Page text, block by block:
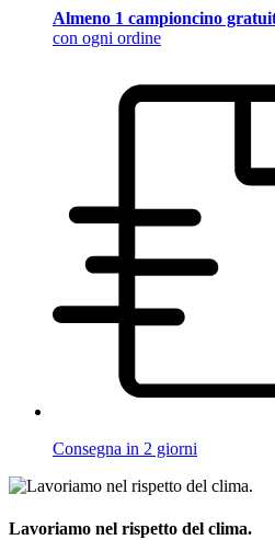
Almeno 1 campioncino
con ogni ordine
Consegna in 2 giorni
Lavoriamo nel rispetto del clima.